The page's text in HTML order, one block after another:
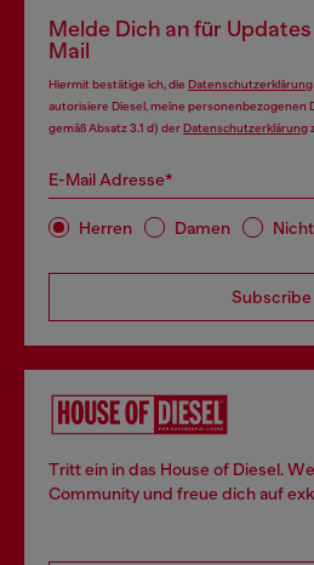
Melde Dich an für
Mail
Hiermit bestätige ich, die Datenschutzerklärung
autorisiere Diesel, meine personenbezogenen
gemäß Absatz 3.1 d) derDatenschutzerklärung
E-Mail Adresse*
Herren Damen
Subscribe
Tritt ein in das House of Diesel.
Community und freue dich auf